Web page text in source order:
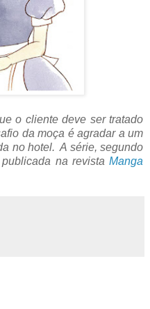
o cliente deve ser tratado
da moça é agradar a um
no hotel. A série, segundo
na revista Manga